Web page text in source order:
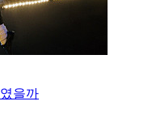
을까